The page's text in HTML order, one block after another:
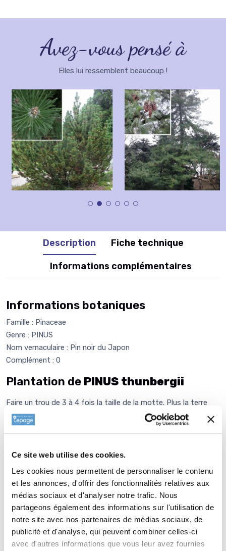
Ce site web utilise des cookies.
Les cookies nous permettent de personnaliser le contenu
et les annonces, d'offrir des fonctionnalités relatives aux
médias sociaux et d'analyser notre trafic. Nous
partageons également des informations sur l'utilisation de
notre site avec nos partenaires de médias sociaux, de
publicité et d'analyse, qui peuvent combiner celles-ci
avec d'autres informations que vous leur avez fournies
Avez-vous pensé à
Elles lui ressemblent beaucoup !
Description Fiche technique
Informations complémentaires
Informations botaniques
Famille : Pinaceae
Genre : PINUS
Nom vernaculaire : Pin noir du Japon
Complément : 0
Plantation de PINUS thunbergii
Faire un trou de 3 à 4 fois la taille de la motte. Plus la terre
sera ameublie, mieux se développeront les racines de la
plante. Mettre 1 kg de
ou de corne broyée, puis
allez venir écraser avec la motte de votre PINUS thunbergiii.
la périphérie de la motte, de préférence à l'aide d'une
fourchette. Si vous n'avez pas de
Bochevo
ni de corne
broyée, vous pouvez faire un mélange d'1/3 deVIVIMUS
pour
2/3 de votre terre, tout ceci bien mélangé et ensuite remplir
le trou avec ce mélange sans trop tasser. Mettre un tuteur si
le sujet est développé ou exposé au vent. En effet si la plante